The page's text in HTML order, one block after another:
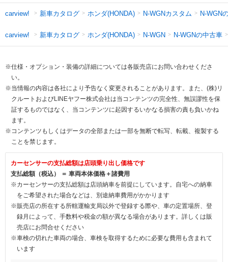
carview! 新車カタログ ホンダ(HONDA) N-WGNカスタム N-WGN
carview! 新車カタログ ホンダ(HONDA) N-WGN N-WGNの中古車
※仕様・オプション・装備の詳細については各販売店にお問い合わせくださ
い。
※当情報の内容は各社により予告なく変更されることがあります。また、(株)リ
クルートおよびLINEヤフー株式会社は当コンテンツの完全性、無誤謬性を保
証するものではなく、当コンテンツに起因するいかなる損害の責も負いかね
ます。
※コンテンツもしくはデータの全部または一部を無断で転写、転載、複製する
ことを禁じます。
カーセンサーの支払総額は店頭乗り出し価格です
支払総額（税込） ＝ 車両本体価格＋諸費用
※カーセンサーの支払総額は店頭納車を前提にしています。自宅への納車
をご希望された場合などは、別途納車費用がかかります
※販売店の所在する所轄運輸支局以外で登録する際や、車の定置場所、登
録月によって、手数料や税金の額が異なる場合があります。詳しくは販
売店にお問合せください
※車検の切れた車両の場合、車検を取得するために必要な費用も含まれて
います